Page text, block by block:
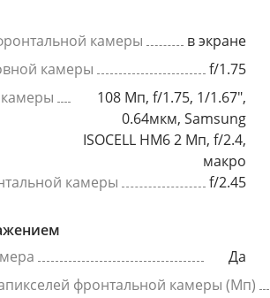
камеры
в экране
камеры
f/1.75
камеры
108 Мп, f/1.75, 1/1.67",
0.64мкм, Samsung
ISOCELL HM6 2 Мп, f/2.4,
макро
камеры
f/2.45
Да
фронтальной камеры (Мп)